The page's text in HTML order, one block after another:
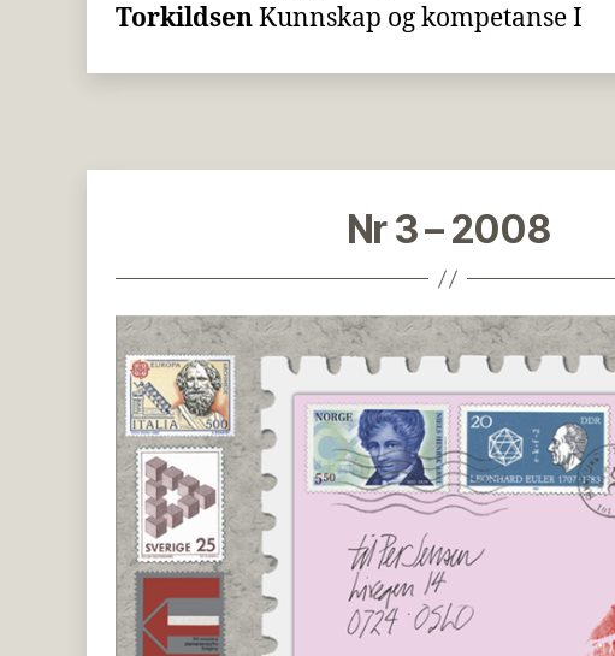
TorkildsenKunnskap og kompetanse I
Nr 3 – 2008